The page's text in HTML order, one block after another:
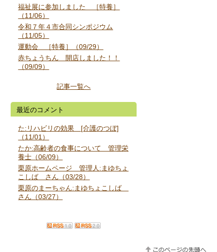
福祉展に参加しました ［特養］
（11/06）
令和７年４市合同シンポジウム
（11/05）
運動会 ［特養］（09/29）
赤ちょうちん 開店しました！！
（09/09）
記事一覧へ
最近のコメント
た:リハビリの効果 [介護のつぼ]
（11/01）
たか:高齢者の食事について 管理栄
養士（06/09）
栗原ホームページ 管理人:まゆちょ
こしば さん（03/28）
栗原のまーちゃん:まゆちょこしば
さん（03/27）